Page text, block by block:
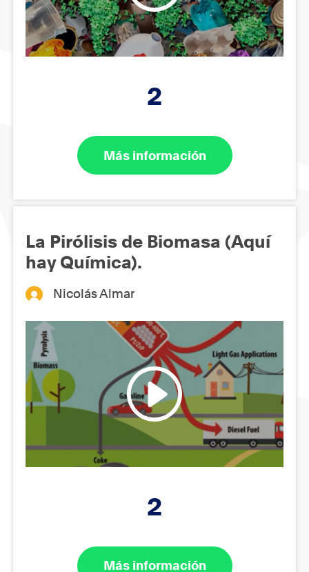
2
Más información
La Pirólisis de Biomasa (Aquí
hay Química).
Nicolás Almar
2
Más información